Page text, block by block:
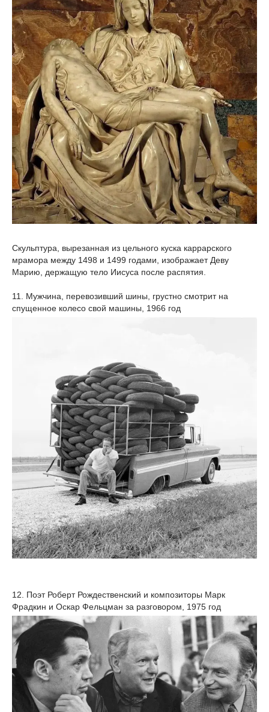
Скульптура, вырезанная из цельного куска каррарского
мрамора между 1498 и 1499 годами, изображает Деву
Марию, держащую тело Иисуса после распятия.
11. Мужчина, перевозивший шины, грустно смотрит на
спущенное колесо свой машины, 1966 год
12. Поэт Роберт Рождественский и композиторы Марк
Фрадкин и Оскар Фельцман за разговором, 1975 год